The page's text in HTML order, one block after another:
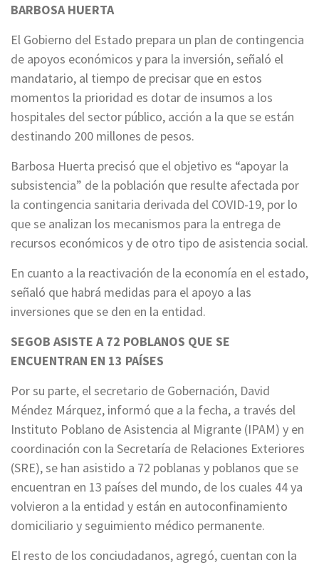
BARBOSA HUERTA
El Gobierno del Estado prepara un plan de contingencia
de apoyos económicos y para la inversión, señaló el
mandatario, al tiempo de precisar que en estos
momentos la prioridad es dotar de insumos a los
hospitales del sector público, acción a la que se están
destinando 200 millones de pesos.
Barbosa Huerta precisó que el objetivo es “apoyar la
subsistencia” de la población que resulte afectada por
la contingencia sanitaria derivada del COVID-19, por lo
que se analizan los mecanismos para la entrega de
recursos económicos y de otro tipo de asistencia social.
En cuanto a la reactivación de la economía en el estado,
señaló que habrá medidas para el apoyo a las
inversiones que se den en la entidad.
SEGOB ASISTE A 72 POBLANOS QUE SE
ENCUENTRAN EN 13 PAÍSES
Por su parte, el secretario de Gobernación, David
Méndez Márquez, informó que a la fecha, a través del
Instituto Poblano de Asistencia al Migrante (IPAM) y en
coordinación con la Secretaría de Relaciones Exteriores
(SRE), se han asistido a 72 poblanas y poblanos que se
encuentran en 13 países del mundo, de los cuales 44 ya
volvieron a la entidad y están en autoconfinamiento
domiciliario y seguimiento médico permanente.
El resto de los conciudadanos, agregó, cuentan con la